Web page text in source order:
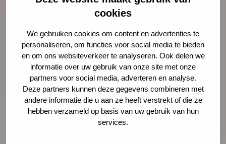
cookies
We gebruiken cookies om content en advertenties te
personaliseren, om functies voor social media te bieden
en om ons websiteverkeer te analyseren. Ook delen we
informatie over uw gebruik van onze site met onze
partners voor social media, adverteren en analyse.
Deze partners kunnen deze gegevens combineren met
andere informatie die u aan ze heeft verstrekt of die ze
hebben verzameld op basis van uw gebruik van hun
services.
Nieuws 11 november 2024
Help ons en ouders om inzicht te
krijgen in hun balans: deel de 10e
Balansmeter